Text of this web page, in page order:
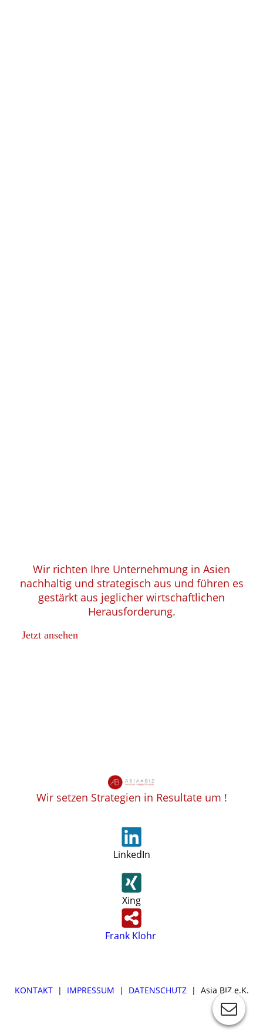
Wir richten Ihre Unternehmung in Asien
nachhaltig und strategisch aus und führen es
gestärkt aus jeglicher wirtschaftlichen
Herausforderung.
Jetzt ansehen
Wir setzen Strategien in Resultate um !
LinkedIn
Xing
Frank Klohr
KONTAKT| IMPRESSUM | DATENSCHUTZ| Asia BIZ e.K.